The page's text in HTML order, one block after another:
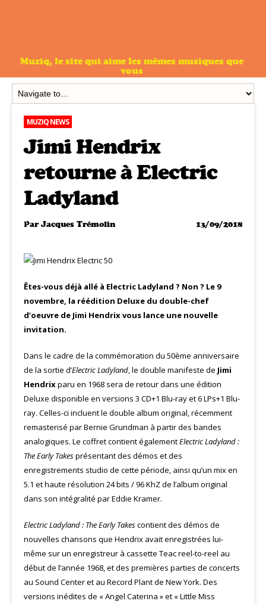
Muziq, le site qui aime les mêmes musiques que
vous
MUZIQ NEWS
Jimi Hendrix
retourne à Electric
Ladyland
ParJacques Trémolin 13/09/2018
Êtes-vous déjà allé à Electric Ladyland ? Non ? Le 9
novembre, la réédition Deluxe du double-chef
d’oeuvre de Jimi Hendrix vous lance une nouvelle
invitation.
Dans le cadre de la commémoration du 50ème anniversaire
de la sortie d’Electric Ladyland, le double manifeste de Jimi
Hendrixparu en 1968 sera de retour dans une édition
Deluxe disponible en versions 3 CD+1 Blu-ray et 6 LPs+1 Blu-
ray. Celles-ci incluent le double album original, récemment
remasterisé par Bernie Grundman à partir des bandes
analogiques. Le coffret contient égalementElectric Ladyland :
The Early Takesprésentant des démos et des
enregistrements studio de cette période, ainsi qu’un mix en
5.1 et haute résolution 24 bits / 96 KhZ de l’album original
dans son intégralité par Eddie Kramer.
Electric Ladyland : The Early Takescontient des démos de
nouvelles chansons que Hendrix avait enregistrées lui-
même sur un enregistreur à cassette Teac reel-to-reel au
début de l’année 1968, et des premières parties de concerts
au Sound Center et au Record Plant de New York. Des
versions inédites de « Angel Caterina » et « Little Miss